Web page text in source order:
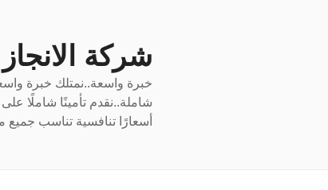
شركة الانجاز
خبرة واسعة..نمتلك خبرة
شاملة..نقدم تأمينًا شاملًا
أسعارًا تنافسية تناسب جميع